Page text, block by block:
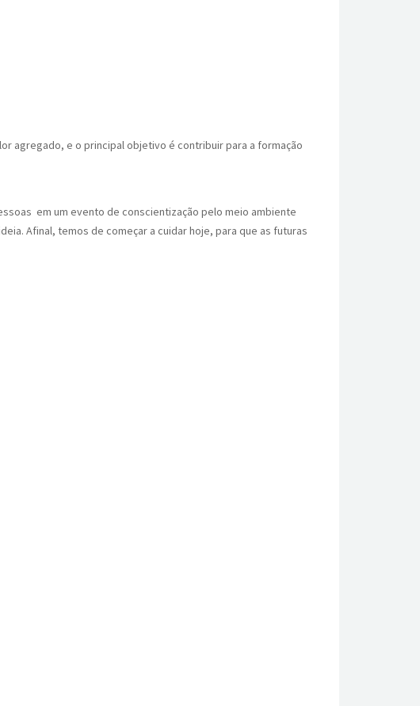
agregado, e o principal objetivo é contribuir para a formação
em um evento de conscientização pelo meio ambiente
Afinal, temos de começar a cuidar hoje, para que as futuras